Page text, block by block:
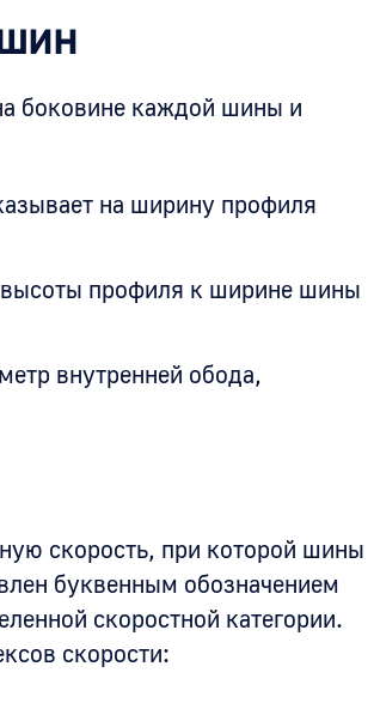
боковине каждой шины и
на ширину профиля
профиля к ширине шины
внутренней обода,
скорость, при которой шины
буквенным обозначением
скоростной категории.
скорости: